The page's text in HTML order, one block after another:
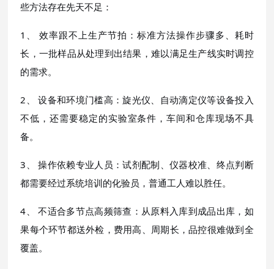
些方法存在先天不足：
1、 效率跟不上生产节拍：标准方法操作步骤多、耗时
长，一批样品从处理到出结果，难以满足生产线实时调控
的需求。
2、 设备和环境门槛高：旋光仪、自动滴定仪等设备投入
不低，还需要稳定的实验室条件，车间和仓库现场不具
备。
3、 操作依赖专业人员：试剂配制、仪器校准、终点判断
都需要经过系统培训的化验员，普通工人难以胜任。
4、 不适合多节点高频筛查：从原料入库到成品出库，如
果每个环节都送外检，费用高、周期长，品控很难做到全
覆盖。